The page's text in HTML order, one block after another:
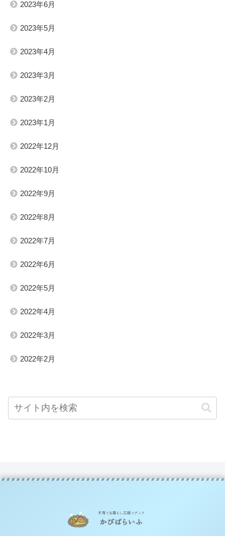
2023年6月
2023年5月
2023年4月
2023年3月
2023年2月
2023年1月
2022年12月
2022年10月
2022年9月
2022年8月
2022年7月
2022年6月
2022年5月
2022年4月
2022年3月
2022年2月